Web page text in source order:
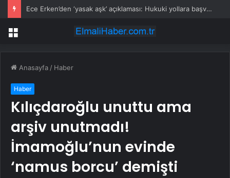
Ece Erken’den ‘yasak aşk’ açıklaması: Hukuki yollara başvuruyor
Menü
Anasayfa / Haber
Haber
Kılıçdaroğlu unuttu ama
arşiv unutmadı!
İmamoğlu’nun evinde
‘namus borcu’ demişti